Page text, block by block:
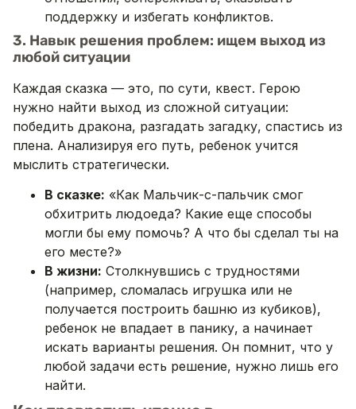
поддержку и избегать конфликтов.
3. Навык решения проблем: ищем выход из
любой ситуации
Каждая сказка — это, по сути, квест. Герою
нужно найти выход из сложной ситуации:
победить дракона, разгадать загадку, спастись из
плена. Анализируя его путь, ребенок учится
мыслить стратегически.
В сказке: «Как Мальчик-с-пальчик смог
обхитрить людоеда? Какие еще способы
могли бы ему помочь? А что бы сделал ты на
его месте?»
В жизни: Столкнувшись с трудностями
(например, сломалась игрушка или не
получается построить башню из кубиков),
ребенок не впадает в панику, а начинает
искать варианты решения. Он помнит, что у
любой задачи есть решение, нужно лишь его
найти.